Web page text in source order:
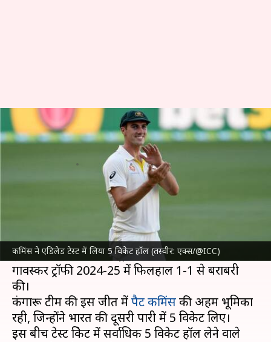
कमिंस ने एडिलेड टेस्ट में लिया 5 विकेट हॉल (तस्वीर: एक्स/@ICC)
टेस्ट क्रिकेट में इन कप्तानों ने लिए हैं
सबसे ज्यादा 5 विकेट हॉल
Dec 09, 2024 09:47 am
ने एडिलेड में खेले पिंक बॉल टेस्ट में
भारतीय क्रिकेट टीम को 10 विकेट से करारी शिकस्त दी।
इस जीत के साथ ही ऑस्ट्रेलिया ने 5 मैचों की बॉर्डर-
गावस्कर ट्रॉफी 2024-25 में फिलहाल 1-1 से बराबरी
की।
कंगारू टीम की इस जीत मेंपैट कमिंसकी अहम भूमिका
रही, जिन्होंने भारत की दूसरी पारी में 5 विकेट लिए।
इस बीच टेस्ट क्रिकेट में सर्वाधिक 5 विकेट हॉल लेने वाले